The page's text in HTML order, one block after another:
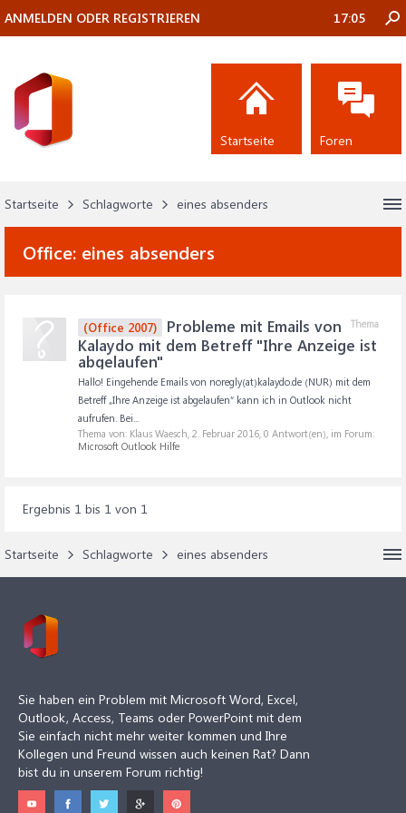
Startseite Schlagworte eines absenders
Office: eines absenders
Thema
(Office 2007)
Probleme mit Emails von
Kalaydo mit dem Betreff "Ihre Anzeige ist
abgelaufen"
Hallo! Eingehende Emails von noregly(at)kalaydo.de (NUR) mit dem
Betreff „Ihre Anzeige ist abgelaufen“ kann ich in Outlook nicht
aufrufen. Bei...
Thema von: Klaus Waesch, 2. Februar 2016, 0 Antwort(en), im Forum:
Microsoft Outlook Hilfe
Ergebnis 1 bis 1 von 1
Startseite Schlagworte eines absenders
ANMELDEN ODER REGISTRIEREN 17:05
Startseite Foren
Sie haben ein Problem mit Microsoft Word, Excel,
Outlook, Access, Teams oder PowerPoint mit dem
Sie einfach nicht mehr weiter kommen und Ihre
Kollegen und Freund wissen auch keinen Rat? Dann
bist du in unserem Forum richtig!